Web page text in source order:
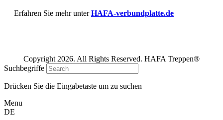
Erfahren Sie mehr unterHAFA-verbundplatte.de
Copyright 2026. All Rights Reserved. HAFA Treppen®
Suchbegriffe
Drücken Sie die Eingabetaste um zu suchen
Menu
DE